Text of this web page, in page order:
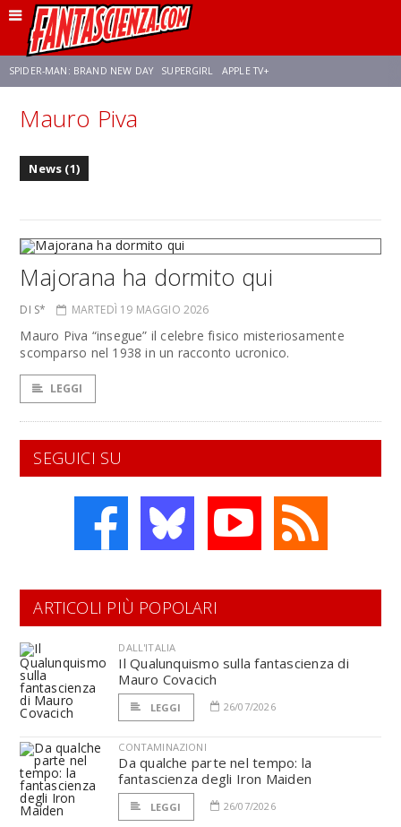
SPIDER-MAN: BRAND NEW DAY SUPERGIRL APPLE TV+
FRANCO RICCIARDIELLO ZENDAYA
Mauro Piva
News (1)
Majorana ha dormito qui
DI S* MARTEDÌ 19 MAGGIO 2026
Mauro Piva “insegue” il celebre fisico misteriosamente
scomparso nel 1938 in un racconto ucronico.
LEGGI
SEGUICI SU
ARTICOLI PIÙ POPOLARI
DALL'ITALIA
Il Qualunquismo sulla fantascienza di
Mauro Covacich
LEGGI 26/07/2026
CONTAMINAZIONI
Da qualche parte nel tempo: la
fantascienza degli Iron Maiden
LEGGI 26/07/2026